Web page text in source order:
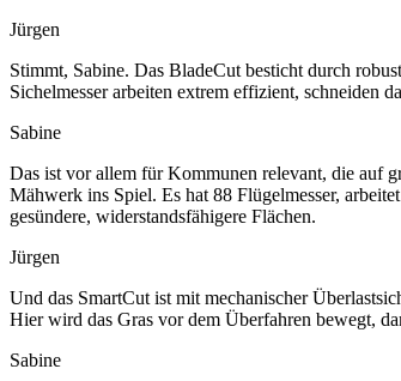
Jürgen
Stimmt, Sabine. Das BladeCut besticht durch
Sichelmesser arbeiten extrem effizient, schneiden
Sabine
Das ist vor allem für Kommunen relevant, die auf
Mähwerk ins Spiel. Es hat 88 Flügelmesser,
gesündere, widerstandsfähigere Flächen.
Jürgen
Und das SmartCut ist mit mechanischer
Hier wird das Gras vor dem Überfahren bewegt,
Sabine